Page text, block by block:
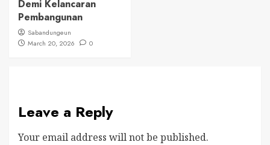
Demi Kelancaran
Pembangunan
Sabandungeun
March 20, 2026
0
Leave a Reply
Your email address will not be published.